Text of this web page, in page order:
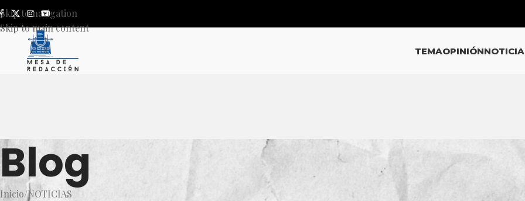
Skip to navigation
Skip to main content
TEMAOPINIÓN
Blog
Inicio NOTICIAS